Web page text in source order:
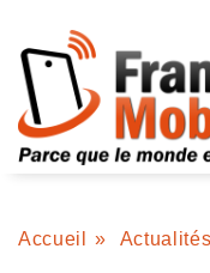
Accueil » Actualités